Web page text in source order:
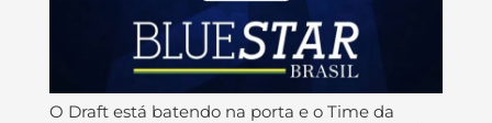
O Draft está batendo na porta e o Time da